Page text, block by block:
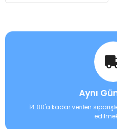
Aynı
14:00'a kadar verilen